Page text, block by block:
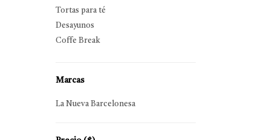
Tortas para té
Desayunos
Coffe Break
Marcas
La Nueva Barcelonesa